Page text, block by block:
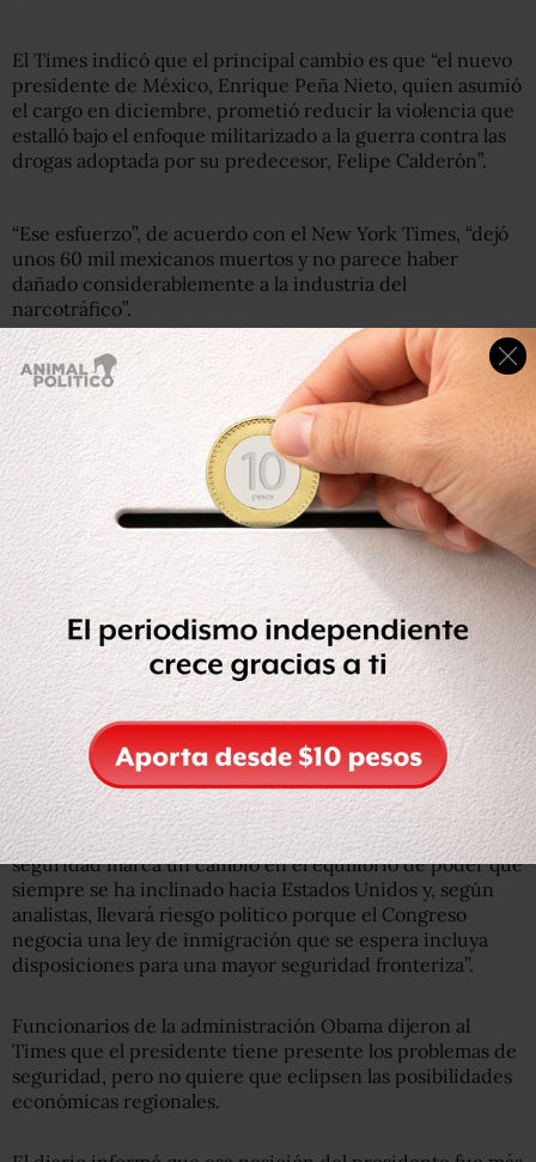
El Times indicó que el principal cambio es que “el nuevo
presidente de México, Enrique Peña Nieto, quien asumió
el cargo en diciembre, prometió reducir la violencia que
estalló bajo el enfoque militarizado a la guerra contra las
drogas adoptada por su predecesor, Felipe Calderón”.
“Ese esfuerzo”, de acuerdo con el New York Times, “dejó
unos 60 mil mexicanos muertos y no parece haber
dañado considerablemente a la industria del
narcotráfico”.
Pero el matutino opinó que optar por ese enfoque
multinacional podría tener un costo político interno a
Obama.
“Poner a México en el asiento del conductor en la
seguridad marca un cambio en el equilibrio de poder que
siempre se ha inclinado hacia Estados Unidos y, según
analistas, llevará riesgo político porque el Congreso
negocia una ley de inmigración que se espera incluya
disposiciones para una mayor seguridad fronteriza”.
Funcionarios de la administración Obama dijeron al
Times que el presidente tiene presente los problemas de
seguridad, pero no quiere que eclipsen las posibilidades
económicas regionales.